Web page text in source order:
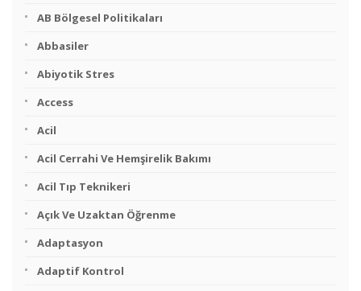
AB Bölgesel Politikaları
Abbasiler
Abiyotik Stres
Access
Acil
Acil Cerrahi Ve Hemşirelik Bakımı
Acil Tıp Teknikeri
Açık Ve Uzaktan Öğrenme
Adaptasyon
Adaptif Kontrol